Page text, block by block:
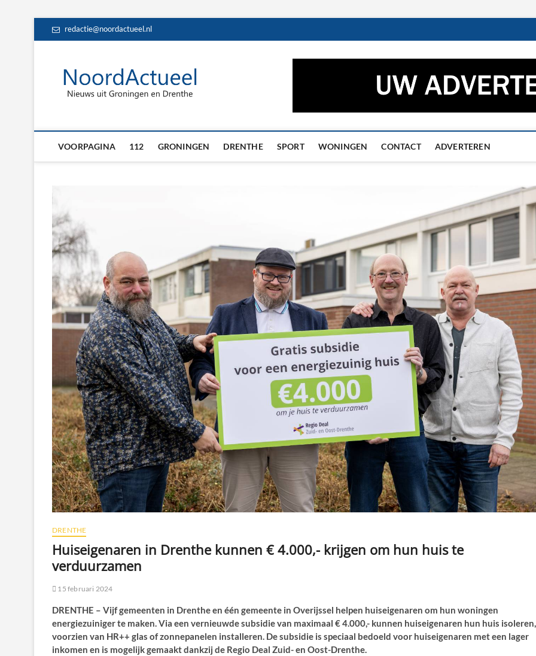
redactie@noordactueel.nl
NoordActueel – Het laatste
VOORPAGINA 112 GRONINGEN DRENTHE SPORT WONINGEN CONTACT ADVERTEREN
DRENTHE
Huiseigenaren in Drenthe kunnen € 4.000,- krijgen om hun huis te
verduurzamen
15 februari 2024
DRENTHE – Vijf gemeenten in Drenthe en één gemeente in Overijssel helpen huiseigenaren om hun woningen
energiezuiniger te maken. Via een vernieuwde subsidie van maximaal € 4.000,- kunnen huiseigenaren hun huis isoleren,
voorzien van HR++ glas of zonnepanelen installeren. De subsidie is speciaal bedoeld voor huiseigenaren met een lager
inkomen en is mogelijk gemaakt dankzij de Regio Deal Zuid- en Oost-Drenthe.